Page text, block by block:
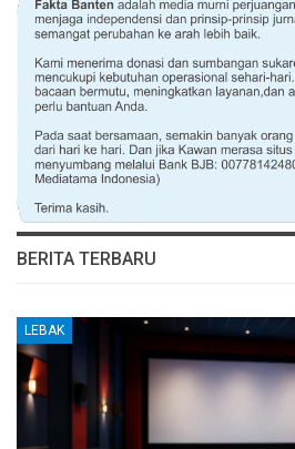
BERITA TERBARU
LEBAK